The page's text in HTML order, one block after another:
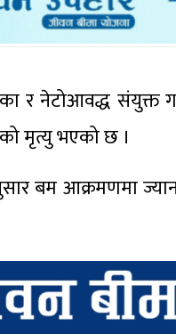
र नेटोआवद्ध
मृत्यु भएको छ ।
बम आक्रमणमा